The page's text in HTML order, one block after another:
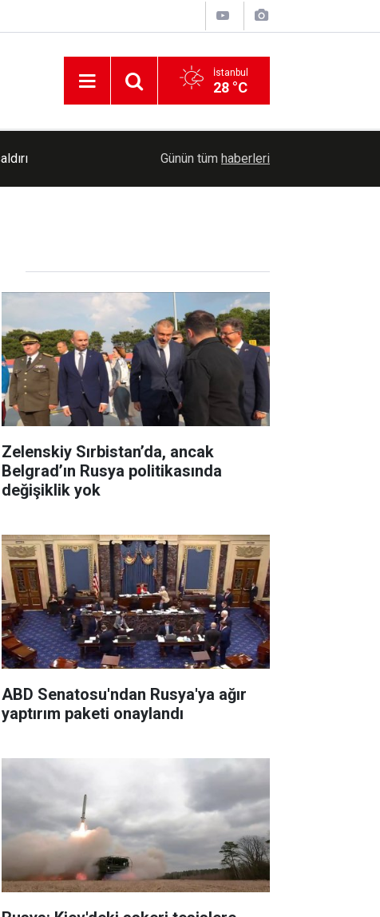
İstanbul
28 °C
ABD Senatosu'ndan Rusya'ya ağır yaptırım
Günün tüm haberleri
Zelenskiy Sırbistan’da, ancak
Belgrad’ın Rusya politikasında
değişiklik yok
ABD Senatosu'ndan Rusya'ya ağır
yaptırım paketi onaylandı